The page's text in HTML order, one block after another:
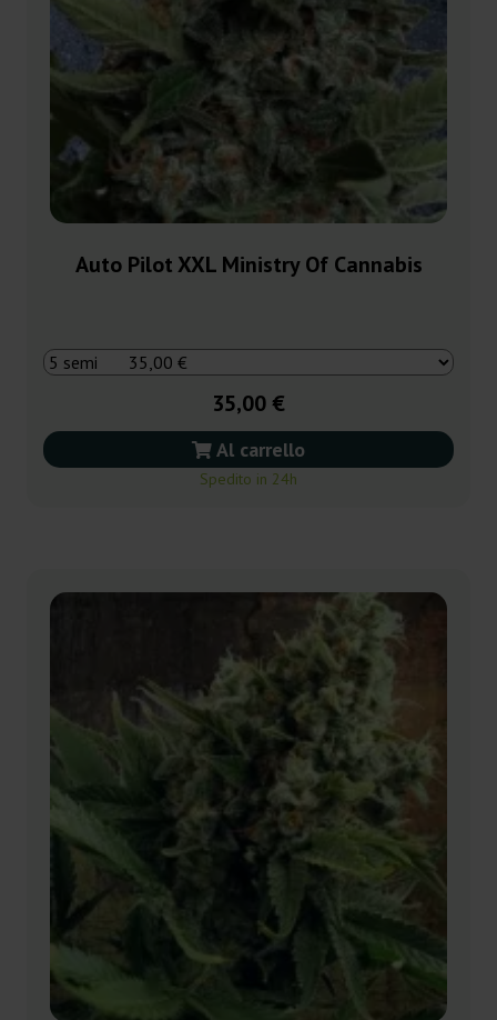
Auto Pilot XXL Ministry Of Cannabis
35,00 €
Al carrello
Spedito in 24h